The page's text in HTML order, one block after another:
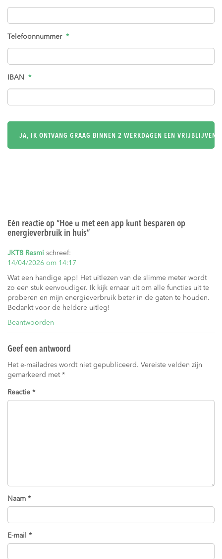
Telefoonnummer *
IBAN *
Eén reactie op “Hoe u met een app kunt besparen op
energieverbruik in huis”
JKT8 Resmi schreef:
14/04/2026 om 14:17
Wat een handige app! Het uitlezen van de slimme meter wordt
zo een stuk eenvoudiger. Ik kijk ernaar uit om alle functies uit te
proberen en mijn energieverbruik beter in de gaten te houden.
Bedankt voor de heldere uitleg!
Beantwoorden
Geef een antwoord
Het e-mailadres wordt niet gepubliceerd. Vereiste velden zijn
gemarkeerd met *
Reactie *
Naam *
E-mail *